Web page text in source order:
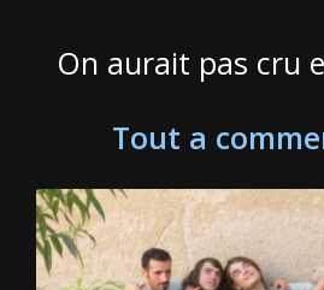
On aurait pas cru
Tout a